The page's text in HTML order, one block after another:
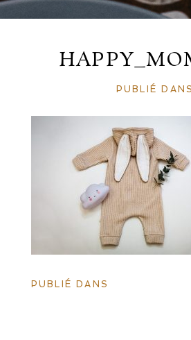
PUBLIÉ DANS
PUBLIÉ DANS